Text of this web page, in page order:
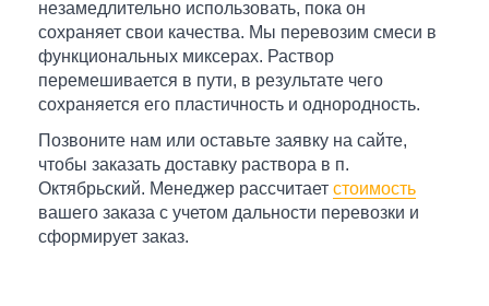
незамедлительно использовать, пока он
сохраняет свои качества. Мы перевозим смеси в
функциональных миксерах. Раствор
перемешивается в пути, в результате чего
сохраняется его пластичность и однородность.
Позвоните нам или оставьте заявку на сайте,
чтобы заказать доставку раствора в п.
Октябрьский. Менеджер рассчитает стоимость
вашего заказа с учетом дальности перевозки и
сформирует заказ.